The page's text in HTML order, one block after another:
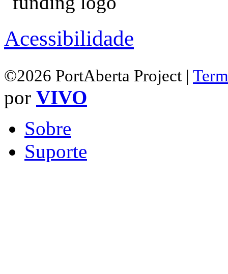
Acessibilidade
©2026 PortAberta Project |
por VIVO
Sobre
Suporte